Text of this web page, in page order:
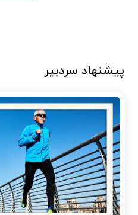
پیشنهاد سردبیر